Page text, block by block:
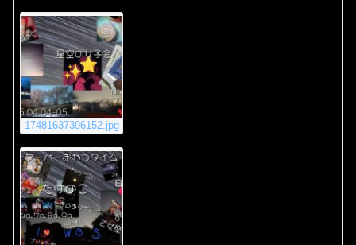
17481637396152.jpg